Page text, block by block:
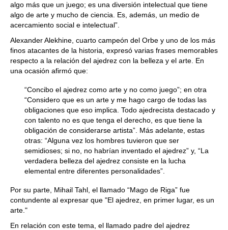
algo más que un juego; es una diversión intelectual que tiene
algo de arte y mucho de ciencia. Es, además, un medio de
acercamiento social e intelectual”.
Alexander Alekhine, cuarto campeón del Orbe y uno de los más
finos atacantes de la historia, expresó varias frases memorables
respecto a la relación del ajedrez con la belleza y el arte. En
una ocasión afirmó que:
“Concibo el ajedrez como arte y no como juego”; en otra
“Considero que es un arte y me hago cargo de todas las
obligaciones que eso implica. Todo ajedrecista destacado y
con talento no es que tenga el derecho, es que tiene la
obligación de considerarse artista”. Más adelante, estas
otras: “Alguna vez los hombres tuvieron que ser
semidioses; si no, no habrían inventado el ajedrez” y, “La
verdadera belleza del ajedrez consiste en la lucha
elemental entre diferentes personalidades”.
Por su parte, Mihail Tahl, el llamado “Mago de Riga” fue
contundente al expresar que "El ajedrez, en primer lugar, es un
arte."
En relación con este tema, el llamado padre del ajedrez